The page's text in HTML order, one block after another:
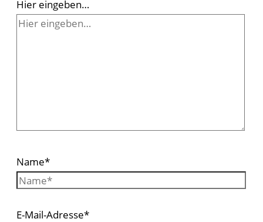
Hier eingeben…
Name*
E-Mail-Adresse*